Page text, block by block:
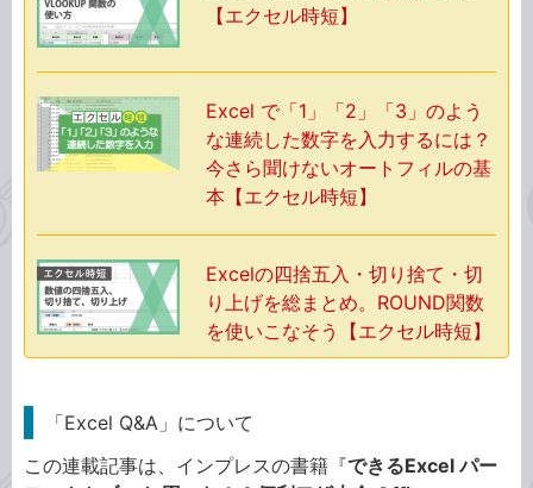
【エクセル時短】
Excel で「1」「2」「3」のよう
な連続した数字を入力するには？
今さら聞けないオートフィルの基
本【エクセル時短】
Excelの四捨五入・切り捨て・切
り上げを総まとめ。ROUND関数
を使いこなそう【エクセル時短】
「Excel Q&A」について
この連載記事は、インプレスの書籍『できるExcel パー